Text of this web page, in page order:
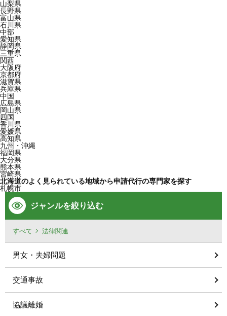
山梨県
長野県
富山県
石川県
中部
愛知県
静岡県
三重県
関西
大阪府
京都府
滋賀県
兵庫県
中国
広島県
岡山県
四国
香川県
愛媛県
高知県
九州・沖縄
福岡県
大分県
熊本県
宮崎県
北海道のよく見られている地域から申請代行の専門家を探す
札幌市
ジャンルを絞り込む
すべて 法律関連
男女・夫婦問題
交通事故
協議離婚